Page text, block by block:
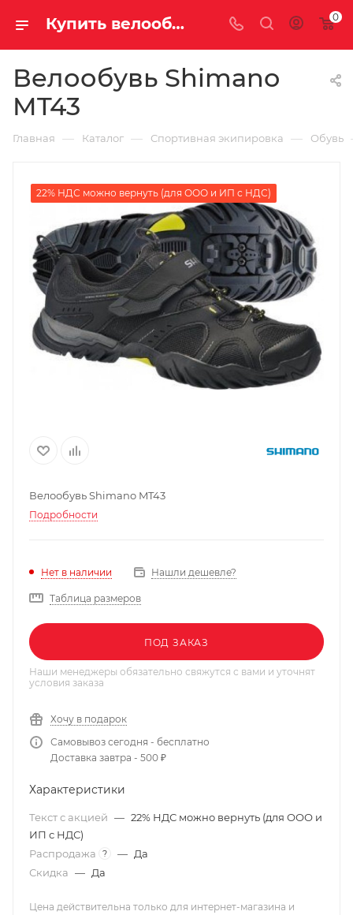
Купить велообувь shimano mt43 у официального дилера за 4250.00000000 рублей 0
Велообувь Shimano
MT43
Главная — Каталог — Спортивная экипировка — Обувь
22% НДС можно вернуть (для ООО и ИП с НДС)
Велообувь Shimano MT43
Подробности
Нет в наличии Нашли дешевле?
Таблица размеров
ПОД ЗАКАЗ
Наши менеджеры обязательно свяжутся с вами и уточнят
условия заказа
Хочу в подарок
Самовывоз сегодня - бесплатно
Доставка завтра - 500 ₽
Характеристики
Текст с акцией — 22% НДС можно вернуть (для ООО и
ИП с НДС)
Распродажа
? — Да
Скидка — Да
Цена действительна только для интернет-магазина и